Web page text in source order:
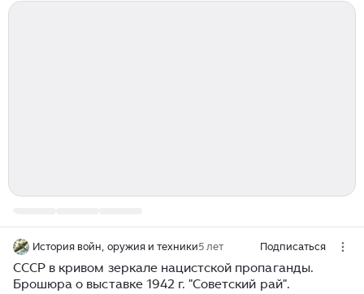
История войн, оружия и техники5 лет Подписаться
СССР в кривом зеркале нацистской пропаганды.
Брошюра о выставке 1942 г. "Советский рай".